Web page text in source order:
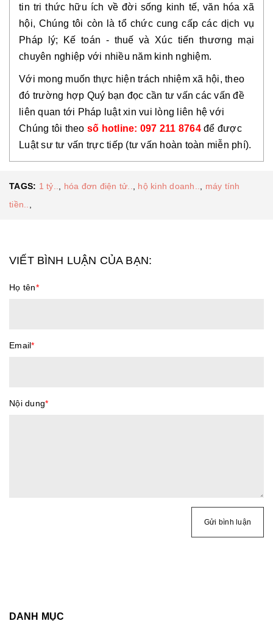
tin tri thức hữu ích về đời sống kinh tế, văn hóa xã
hội, Chúng tôi còn là tổ chức cung cấp các dịch vụ
Pháp lý; Kế toán - thuế và Xúc tiến thương mại
chuyên nghiệp với nhiều năm kinh nghiệm.
Với mong muốn thực hiện trách nhiệm xã hội, theo
đó trường hợp Quý bạn đọc cần tư vấn các vấn đề
liên quan tới Pháp luật xin vui lòng liên hệ với
Chúng tôi theo số hotline: 097 211 8764để được
Luật sư tư vấn trực tiếp (tư vấn hoàn toàn miễn phí).
TAGS: 1 tỷ.., hóa đơn điện tử.., hộ kinh doanh.., máy tính
tiền..,
VIẾT BÌNH LUẬN CỦA BẠN:
Họ tên*
Email*
Nội dung*
Gửi bình luận
DANH MỤC